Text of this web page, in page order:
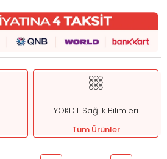
YÖKDİL Sağlık Bilimleri
Tüm Ürünler